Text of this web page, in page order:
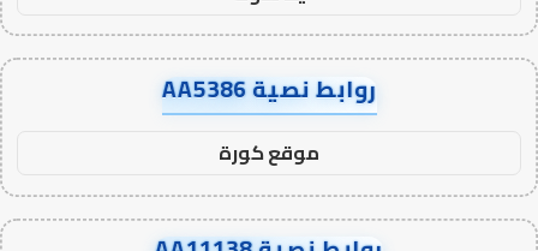
روابط نصية AA5386
موقع كورة